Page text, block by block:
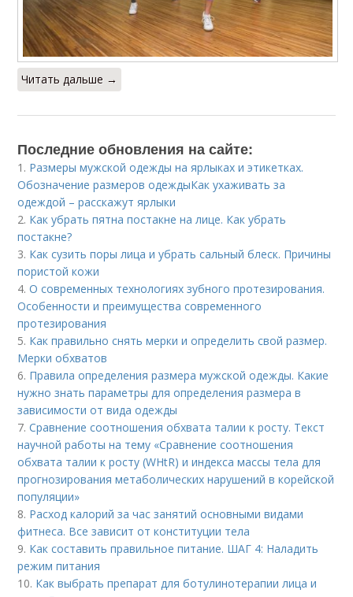
Читать дальше →
Последние обновления на сайте:
1. Размеры мужской одежды на ярлыках и этикетках.
Обозначение размеров одеждыКак ухаживать за
одеждой – расскажут ярлыки
2. Как убрать пятна постакне на лице. Как убрать
постакне?
3. Как сузить поры лица и убрать сальный блеск. Причины
пористой кожи
4.О современных технологиях зубного протезирования.
Особенности и преимущества современного
протезирования
5. Как правильно снять мерки и определить свой размер.
Мерки обхватов
6. Правила определения размера мужской одежды. Какие
нужно знать параметры для определения размера в
зависимости от вида одежды
7.Сравнение соотношения обхвата талии к росту. Текст
научной работы на тему «Сравнение соотношения
обхвата талии к росту (WHtR) и индекса массы тела для
прогнозирования метаболических нарушений в корейской
популяции»
8. Расход калорий за час занятий основными видами
фитнеса. Все зависит от конституции тела
9. Как составить правильное питание. ШАГ 4: Наладить
режим питания
10. Как выбрать препарат для ботулинотерапии лица и